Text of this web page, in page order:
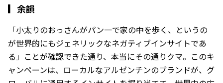
▎ 余韻
「小太りのおっさんがパン一で家の中を歩く、というの
が世界的にもジェネリックなネガティブインサイトであ
る」ことが確認できた通り、本当にその通りクマ。このキ
ャンペーンは、ローカルなアルゼンチンのブランドが、グ